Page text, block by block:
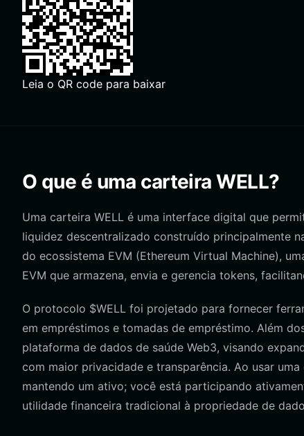
Leia o QR code para baixar
O que é uma carteira WELL?
Uma carteira WELL é uma interface digital que
liquidez descentralizado construído principalmente
do ecossistema EVM (Ethereum Virtual Machine),
EVM que armazena, envia e gerencia tokens,
O protocolo $WELL foi projetado para fornecer
em empréstimos e tomadas de empréstimo. Além
plataforma de dados de saúde Web3, visando
com maior privacidade e transparência. Ao usar
mantendo um ativo; você está participando
utilidade financeira tradicional à propriedade de